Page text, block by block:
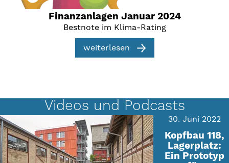
Finanzanlagen Januar 2024
Bestnote im Klima-Rating
weiterlesen
Videos und Podcasts
30. Juni 2022
Kopfbau 118,
Lagerplatz:
Ein Prototyp